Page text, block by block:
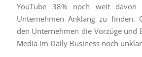
YouTube 38% noch weit
Unternehmen Anklang zu finden.
den Unternehmen die Vorzüge und
Media im Daily Business noch